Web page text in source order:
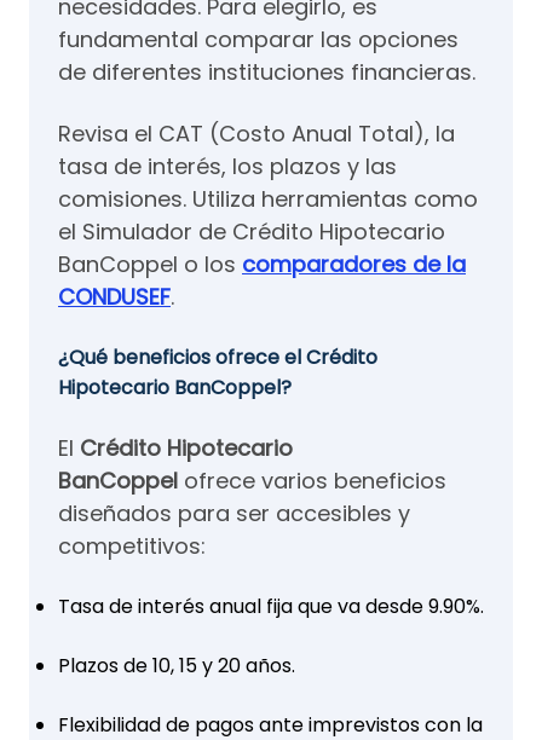
necesidades. Para elegirlo, es
fundamental comparar las opciones
de diferentes instituciones financieras.
Revisa el CAT (Costo Anual Total), la
tasa de interés, los plazos y las
comisiones. Utiliza herramientas como
el Simulador de Crédito Hipotecario
BanCoppel o los comparadores de la
CONDUSEF.
¿Qué beneficios ofrece el Crédito
Hipotecario BanCoppel?
El Crédito Hipotecario
BanCoppel ofrece varios beneficios
diseñados para ser accesibles y
competitivos:
Tasa de interés anual fija que va desde 9.90%.
Plazos de 10, 15 y 20 años.
Flexibilidad de pagos ante imprevistos con la